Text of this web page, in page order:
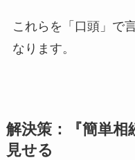
これらを「口頭」で
なります。
解決策：『簡単相
見せる